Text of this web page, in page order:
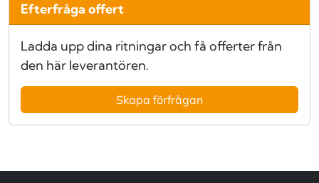
Efterfråga offert
Ladda upp dina ritningar och få offerter från
den här leverantören.
Skapa förfrågan